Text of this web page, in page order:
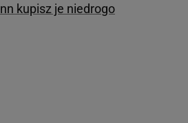
kupisz je niedrogo